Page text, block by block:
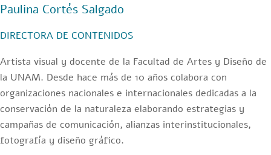
Paulina Cortés Salgado
DIRECTORA DE CONTENIDOS
Artista visual y docente de la Facultad de Artes y Diseño de
la UNAM. Desde hace más de 10 años colabora con
organizaciones nacionales e internacionales dedicadas a la
conservación de la naturaleza elaborando estrategias y
campañas de comunicación, alianzas interinstitucionales,
fotografía y diseño gráfico.